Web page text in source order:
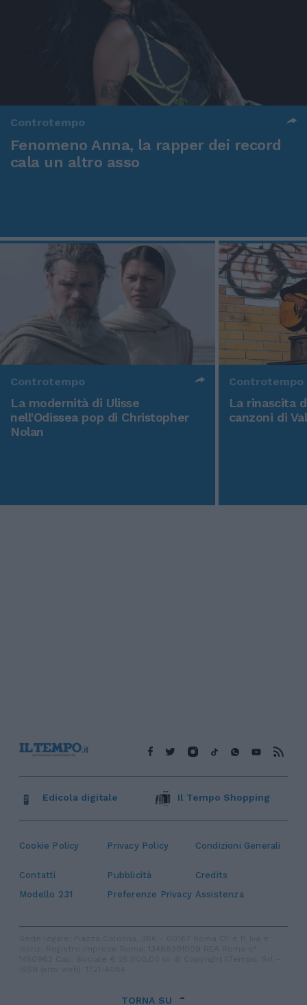
Controtempo
Fenomeno Anna, la rapper dei record
cala un altro asso
Controtempo
La modernità di Ulisse
nell'Odissea pop di Christopher
Nolan
Controtempo
La rinascita
canzoni di
Cookie Policy Privacy Policy Condizioni Generali
Contatti Pubblicità
Credits
Modello 231
Preferenze Privacy Assistenza
Edicola digitale Il Tempo Shopping
TORNA SU